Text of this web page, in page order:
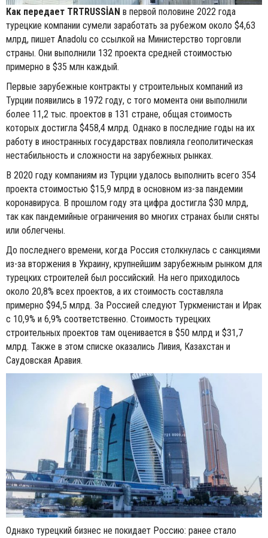
Как передает TRTRUSSİAN в первой половине 2022 года
турецкие компании сумели заработать за рубежом около $4,63
млрд, пишет Anadolu со ссылкой на Министерство торговли
страны. Они выполнили 132 проекта средней стоимостью
примерно в $35 млн каждый.
Первые зарубежные контракты у строительных компаний из
Турции появились в 1972 году, с того момента они выполнили
более 11,2 тыс. проектов в 131 стране, общая стоимость
которых достигла $458,4 млрд. Однако в последние годы на их
работу в иностранных государствах повлияла геополитическая
нестабильность и сложности на зарубежных рынках.
В 2020 году компаниям из Турции удалось выполнить всего 354
проекта стоимостью $15,9 млрд в основном из-за пандемии
коронавируса. В прошлом году эта цифра достигла $30 млрд,
так как пандемийные ограничения во многих странах были сняты
или облегчены.
До последнего времени, когда Россия столкнулась с санкциями
из-за вторжения в Украину, крупнейшим зарубежным рынком для
турецких строителей был российский. На него приходилось
около 20,8% всех проектов, а их стоимость составляла
примерно $94,5 млрд. За Россией следуют Туркменистан и Ирак
с 10,9% и 6,9% соответственно. Стоимость турецких
строительных проектов там оценивается в $50 млрд и $31,7
млрд. Также в этом списке оказались Ливия, Казахстан и
Саудовская Аравия.
Однако турецкий бизнес не покидает Россию: ранее стало